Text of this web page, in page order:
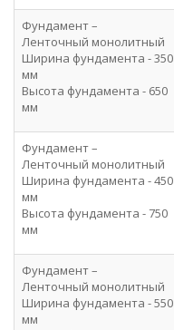
Фундамент –
Ленточный монолитный
Ширина фундамента - 350
мм
Высота фундамента - 650
мм
Фундамент –
Ленточный монолитный
Ширина фундамента - 450
мм
Высота фундамента - 750
мм
Фундамент –
Ленточный монолитный
Ширина фундамента - 550
мм